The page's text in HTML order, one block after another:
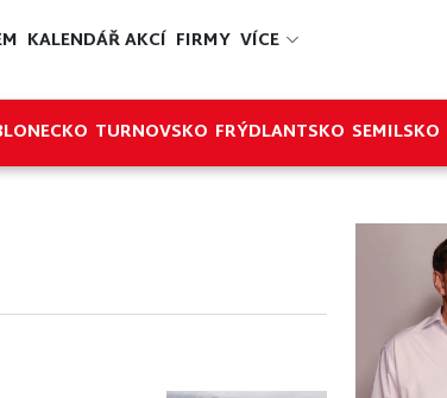
KALENDÁŘ AKCÍ FIRMY VÍCE
TURNOVSKO FRÝDLANTSKO SEMILSKO